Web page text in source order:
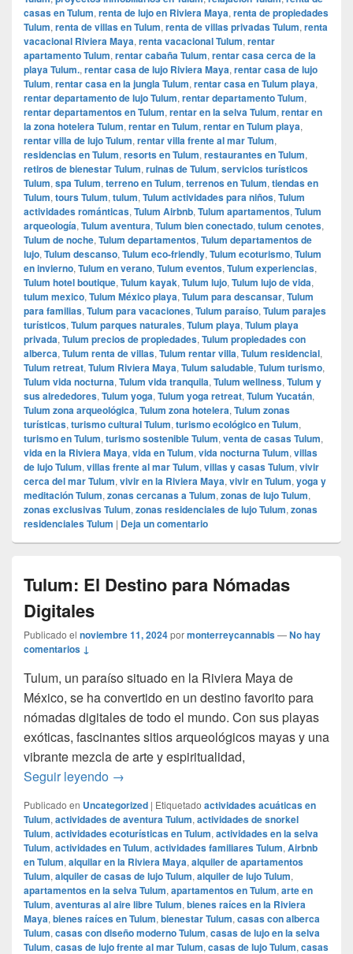
casas en Tulum, renta de lujo en Riviera Maya, renta de propiedades
Tulum, renta de villas en Tulum, renta de villas privadas Tulum, renta
vacacional Riviera Maya, renta vacacional Tulum, rentar
apartamento Tulum, rentar cabaña Tulum, rentar casa cerca de la
playa Tulum., rentar casa de lujo Riviera Maya, rentar casa de lujo
Tulum, rentar casa en la jungla Tulum, rentar casa en Tulum playa,
rentar departamento de lujo Tulum, rentar departamento Tulum,
rentar departamentos en Tulum, rentar en la selva Tulum, rentar en
la zona hotelera Tulum, rentar en Tulum, rentar en Tulum playa,
rentar villa de lujo Tulum, rentar villa frente al mar Tulum,
residencias en Tulum, resorts en Tulum, restaurantes en Tulum,
retiros de bienestar Tulum, ruinas de Tulum, servicios turísticos
Tulum, spa Tulum, terreno en Tulum, terrenos en Tulum, tiendas en
Tulum, tours Tulum, tulum, Tulum actividades para niños, Tulum
actividades románticas, Tulum Airbnb, Tulum apartamentos, Tulum
arqueología, Tulum aventura, Tulum bien conectado, tulum cenotes,
Tulum de noche, Tulum departamentos, Tulum departamentos de
lujo, Tulum descanso, Tulum eco-friendly, Tulum ecoturismo, Tulum
en invierno, Tulum en verano, Tulum eventos, Tulum experiencias,
Tulum hotel boutique, Tulum kayak, Tulum lujo, Tulum lujo de vida,
tulum mexico, Tulum México playa, Tulum para descansar, Tulum
para familias, Tulum para vacaciones, Tulum paraíso, Tulum parajes
turísticos, Tulum parques naturales, Tulum playa, Tulum playa
privada, Tulum precios de propiedades, Tulum propiedades con
alberca, Tulum renta de villas, Tulum rentar villa, Tulum residencial,
Tulum retreat, Tulum Riviera Maya, Tulum saludable, Tulum turismo,
Tulum vida nocturna, Tulum vida tranquila, Tulum wellness, Tulum y
sus alrededores, Tulum yoga, Tulum yoga retreat, Tulum Yucatán,
Tulum zona arqueológica, Tulum zona hotelera, Tulum zonas
turísticas, turismo cultural Tulum, turismo ecológico en Tulum,
turismo en Tulum, turismo sostenible Tulum, venta de casas Tulum,
vida en la Riviera Maya, vida en Tulum, vida nocturna Tulum, villas
de lujo Tulum, villas frente al mar Tulum, villas y casas Tulum, vivir
cerca del mar Tulum, vivir en la Riviera Maya, vivir en Tulum, yoga y
meditación Tulum, zonas cercanas a Tulum, zonas de lujo Tulum,
zonas exclusivas Tulum, zonas residenciales de lujo Tulum, zonas
residenciales Tulum | Deja un comentario
Tulum: El Destino para Nómadas
Digitales
Publicado el noviembre 11, 2024pormonterreycannabis—No hay
comentarios ↓
Tulum, un paraíso situado en la Riviera Maya de
México, se ha convertido en un destino favorito para
nómadas digitales de todo el mundo. Con sus playas
exóticas, fascinantes sitios arqueológicos mayas y una
vibrante mezcla de arte y espiritualidad,
Seguir leyendo Tulum: El Destino para Nómadas Digitales
→
Publicado en Uncategorized | Etiquetado actividades acuáticas en
Tulum, actividades de aventura Tulum, actividades de snorkel
Tulum, actividades ecoturísticas en Tulum, actividades en la selva
Tulum, actividades en Tulum, actividades familiares Tulum, Airbnb
en Tulum, alquilar en la Riviera Maya, alquiler de apartamentos
Tulum, alquiler de casas de lujo Tulum, alquiler de lujo Tulum,
apartamentos en la selva Tulum, apartamentos en Tulum, arte en
Tulum, aventuras al aire libre Tulum, bienes raíces en la Riviera
Maya, bienes raíces en Tulum, bienestar Tulum, casas con alberca
Tulum, casas con diseño moderno Tulum, casas de lujo en la selva
Tulum, casas de lujo frente al mar Tulum, casas de lujo Tulum, casas